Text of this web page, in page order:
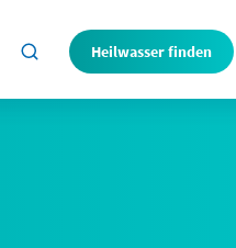
Heilwasser finden